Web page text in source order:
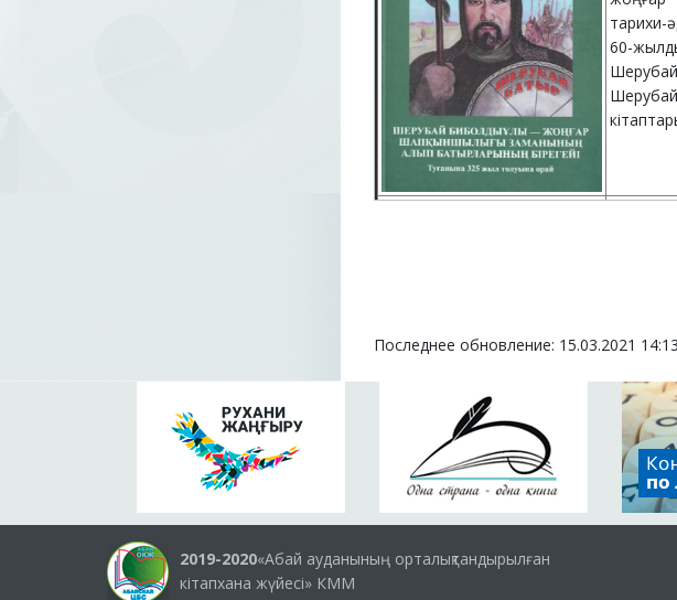
60-
қатысты
атты
ОКЖ
Последнее обновление: 15.03.2021
2019-2020«Абай ауданының орталықтандырылған
кітапхана жүйесі» КММ